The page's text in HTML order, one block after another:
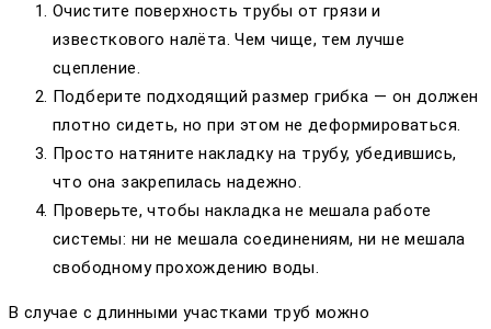
Очистите поверхность трубы от грязи и
известкового налёта. Чем чище, тем лучше
сцепление.
Подберите подходящий размер грибка — он должен
плотно сидеть, но при этом не деформироваться.
Просто натяните накладку на трубу, убедившись,
что она закрепилась надежно.
Проверьте, чтобы накладка не мешала работе
системы: ни не мешала соединениям, ни не мешала
свободному прохождению воды.
В случае с длинными участками труб можно